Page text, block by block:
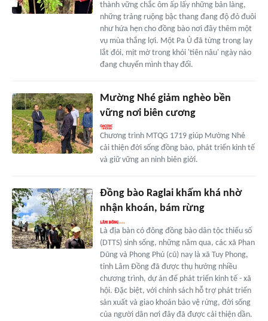
thành vững chắc ôm ấp lấy những bản làng,
những trảng ruộng bậc thang đang độ đỏ đuôi
như hứa hẹn cho đồng bào nơi đây thêm một
vụ mùa thắng lợi. Một Pa Ủ đã từng trong lay
lắt đói, mịt mờ trong khói 'tiên nâu' ngày nào
đang chuyển mình thay đổi.
Mường Nhé giảm nghèo bền
vững nơi biên cương
Chương trình MTQG 1719 giúp Mường Nhé
cải thiện đời sống đồng bào, phát triển kinh tế
và giữ vững an ninh biên giới.
Đồng bào Raglai khấm khá nhờ
nhận khoán, bám rừng
Là địa bàn có đông đồng bào dân tộc thiểu số
(DTTS) sinh sống, những năm qua, các xã Phan
Dũng và Phong Phú (cũ) nay là xã Tuy Phong,
tỉnh Lâm Đồng đã được thụ hưởng nhiều
chương trình, dự án để phát triển kinh tế - xã
hội. Đặc biệt, với chính sách hỗ trợ phát triển
sản xuất và giao khoán bảo vệ rừng, đời sống
của người dân nơi đây đã được cải thiện dần.